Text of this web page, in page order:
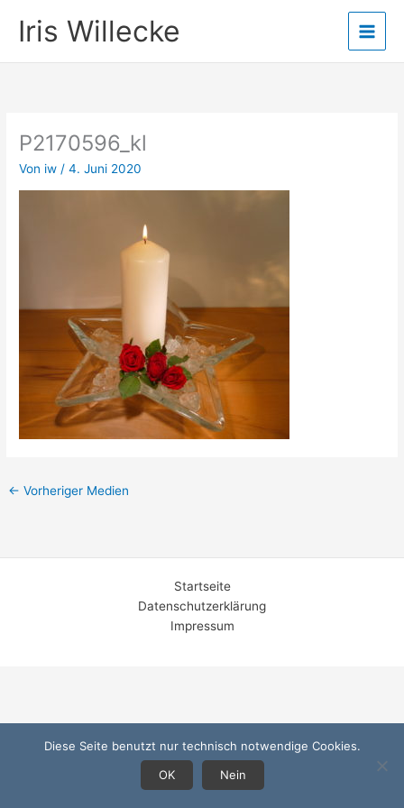
InhaltIris Willecke
P2170596_kl
Von iw /4. Juni 2020
← Vorheriger Medien
Startseite
Datenschutzerklärung
Impressum
Diese Seite benutzt nur technisch notwendige Cookies.
OK
Nein